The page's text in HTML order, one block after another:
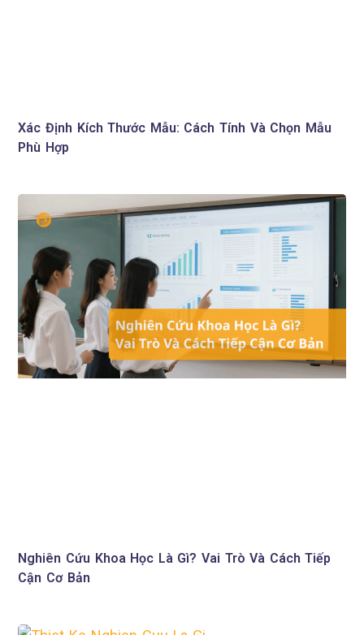
Xác Định Kích Thước Mẫu: Cách Tính Và Chọn Mẫu
Phù Hợp
Nghiên Cứu Khoa Học Là Gì? Vai Trò Và Cách Tiếp
Cận Cơ Bản